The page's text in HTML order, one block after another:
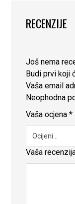
RECENZIJE
Još nema
Budi prvi koji
Vaša email
Neophodna
Vaša ocjena*
Vaša